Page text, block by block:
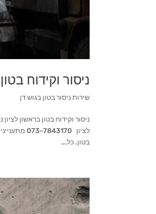
ניסור וקידוח
שירות ניסור בטון בגוש דן
ניסור וקידוח בטון בראשון
לציון
בטון. כל...